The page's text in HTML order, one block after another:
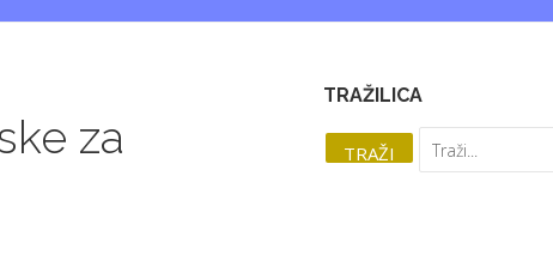
za
TRAŽILICA